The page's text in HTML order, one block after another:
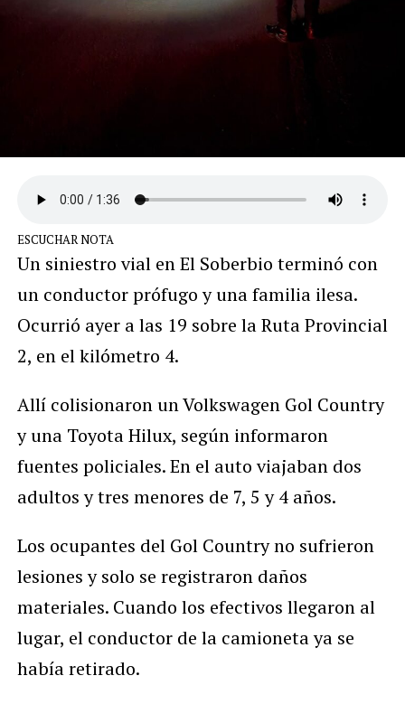
ESCUCHAR NOTA
Un siniestro vial en El Soberbio terminó con
un conductor prófugo y una familia ilesa.
Ocurrió ayer a las 19 sobre la Ruta Provincial
2, en el kilómetro 4.
Allí colisionaron un Volkswagen Gol Country
y una Toyota Hilux, según informaron
fuentes policiales. En el auto viajaban dos
adultos y tres menores de 7, 5 y 4 años.
Los ocupantes del Gol Country no sufrieron
lesiones y solo se registraron daños
materiales. Cuando los efectivos llegaron al
lugar, el conductor de la camioneta ya se
había retirado.